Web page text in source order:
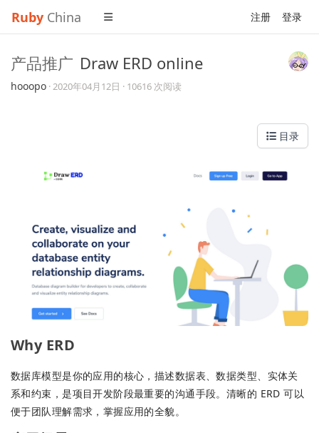
Ruby China 注册 登录
产品推广 Draw ERD online
hooopo ·2020年04月12日 · 10616 次阅读
目录
Why ERD
数据库模型是你的应用的核心，描述数据表、数据类型、实体关
系和约束，是项目开发阶段最重要的沟通手段。清晰的 ERD 可以
便于团队理解需求，掌握应用的全貌。